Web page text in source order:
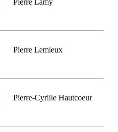
Pierre Lamy
Pierre Lemieux
Pierre-Cyrille Hautcoeur